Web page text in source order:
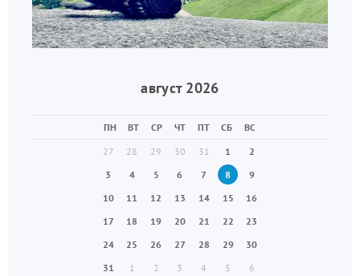
август 2026
ПН ВТ СР ЧТ ПТ СБ
ВС
27
28 29 30 31 1
2
3
4 5 6 7 8
9
10
11 12 13 14 15
16
17
18 19 20 21 22
23
24
25 26 27 28 29
30
31
1 2 3 4 5 6